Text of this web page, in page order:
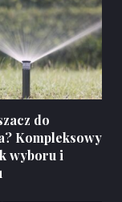
do
Kompleksowy
wyboru i